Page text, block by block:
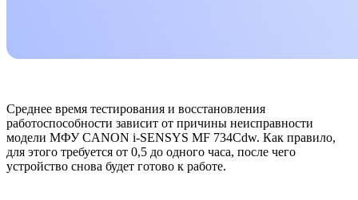
Среднее время тестирования и восстановления
работоспособности зависит от причины неисправности
модели МФУ CANON i-SENSYS MF 734Cdw. Как правило,
для этого требуется от 0,5 до одного часа, после чего
устройство снова будет готово к работе.